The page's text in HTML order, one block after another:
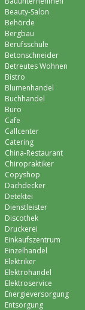
Beauty-Salon
Behörde
Bergbau
Berufsschule
Betonschneider
Betreutes Wohnen
Bistro
Blumenhandel
Buchhandel
Büro
Cafe
Callcenter
Catering
China-Restaurant
Chiropraktiker
Copyshop
Dachdecker
Detektei
Dienstleister
Discothek
Druckerei
Einkaufszentrum
Einzelhandel
Elektriker
Elektrohandel
Elektroservice
Energieversorgung
Entsorgung